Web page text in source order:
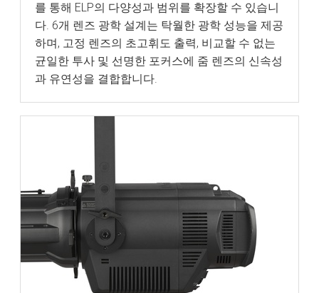
를 통해 ELP의 다양성과 범위를 확장할 수 있습니
다. 6개 렌즈 광학 설계는 탁월한 광학 성능을 제공
하며, 고정 렌즈의 초고휘도 출력, 비교할 수 없는
균일한 투사 및 선명한 포커스에 줌 렌즈의 신속성
과 유연성을 결합합니다.